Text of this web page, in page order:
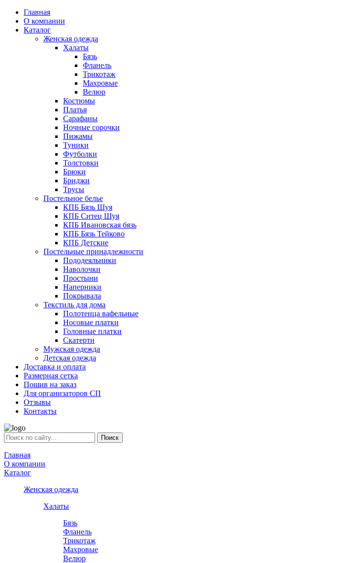
Главная
О компании
Каталог
Женская одежда
Халаты
Бязь
Фланель
Трикотаж
Махровые
Велюр
Костюмы
Платья
Сарафаны
Ночные сорочки
Пижамы
Туники
Футболки
Толстовки
Брюки
Бриджи
Трусы
Постельное белье
КПБ Бязь Шуя
КПБ Ситец Шуя
КПБ Ивановская бязь
КПБ Бязь Тейково
КПБ Детские
Постельные принадлежности
Пододеяльники
Наволочки
Простыни
Наперники
Покрывала
Текстиль для дома
Полотенца вафельные
Носовые платки
Головные платки
Скатерти
Мужская одежда
Детская одежда
Доставка и оплата
Размерная сетка
Пошив на заказ
Для организаторов СП
Отзывы
Контакты
Главная
О компании
Каталог
Женская одежда
Халаты
Бязь
Фланель
Трикотаж
Махровые
Велюр